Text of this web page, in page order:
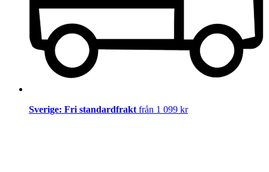
Sverige: Fri standardfrakt från 1 099 kr